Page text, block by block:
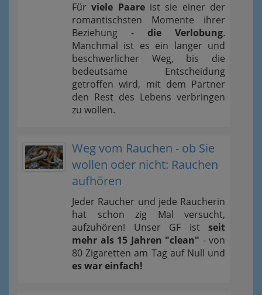
Fürviele Paareist sie einer der
romantischsten Momente ihrer
Beziehung - die Verlobung.
Manchmal ist es ein langer und
beschwerlicher Weg, bis die
bedeutsame Entscheidung
getroffen wird, mit dem Partner
den Rest des Lebens verbringen
zu wollen.
Weg vom Rauchen - ob Sie
wollen oder nicht: Rauchen
aufhören
Jeder Raucher und jede Raucherin
hat schon zig Mal versucht,
aufzuhören! Unser GF ist seit
mehr als 15 Jahren "clean" - von
80 Zigaretten am Tag auf Null und
es war einfach!